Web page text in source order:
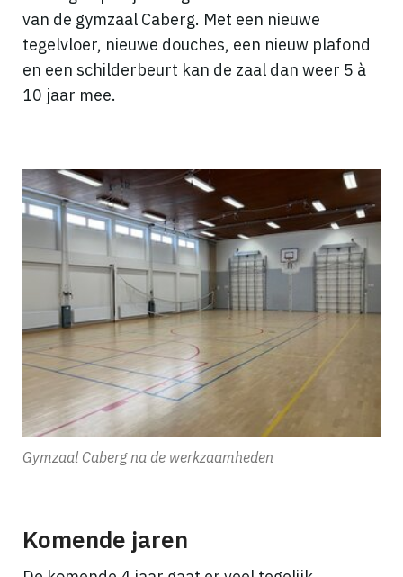
van de gymzaal Caberg. Met een nieuwe
tegelvloer, nieuwe douches, een nieuw plafond
en een schilderbeurt kan de zaal dan weer 5 à
10 jaar mee.
Gymzaal Caberg na de werkzaamheden
Komende jaren